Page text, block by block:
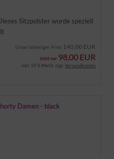
Sitzpolster wurde speziell
Unser bisheriger Preis 140,00 EUR
Jetzt nur 98,00 EUR
inkl. 19 % MwSt. zzgl. Versandkosten